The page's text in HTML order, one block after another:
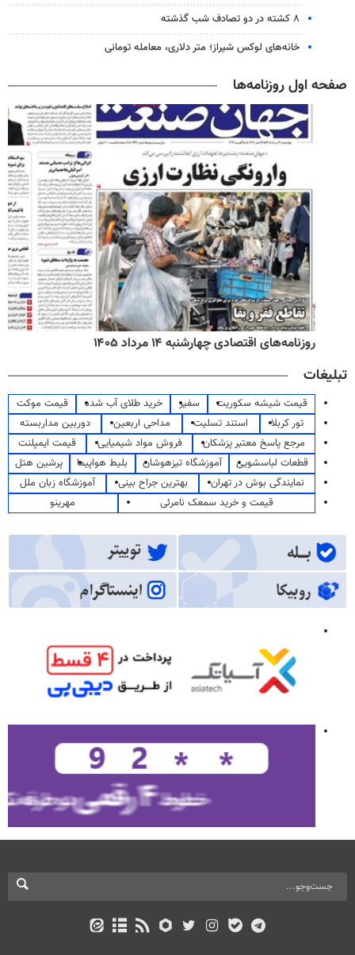
۸ کشته در دو تصادف شب گذشته
خانه‌های لوکس شیراز؛ متر دلاری، معامله تومانی
صفحه اول روزنامه‌ها
روزنامه‌های اقتصادی چهارشنبه ۱۴ مرداد ۱۴۰۵
تبلیغات
قیمت شیشه سکوریت سفیر خرید طلای آب شده
قیمت موکت
تور کربلا
استند تسلیت مداحی اربعین
دوربین مداربسته
مرجع پاسخ معتبر پزشکان
فروش مواد شیمیایی
قیمت ایمپلنت
قطعات لباسشویی
آموزشگاه تیزهوشان بلیط هواپیما
پرشین هتل
نمایندگی بوش در تهران
بهترین جراح بینی
آموزشگاه زبان ملل
قیمت و خرید سمعک نامرئی
مهرینو